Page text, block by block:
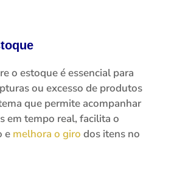
o estoque é essencial para
ou excesso de produtos
que permite acompanhar
em tempo real, facilita o
e melhora o giro dos itens no